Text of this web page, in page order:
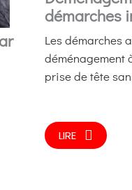
démarches
Les démarches
déménagement
prise de tête
LIRE